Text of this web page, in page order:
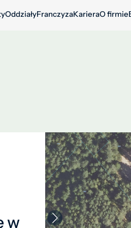
OddziałyFranczyzaKarieraO firmie
w